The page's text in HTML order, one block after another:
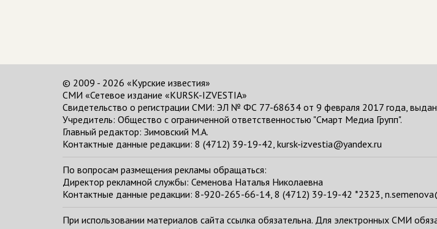
© 2009 - 2026 «Курские известия»
СМИ «Сетевое издание «KURSK-IZVESTIA»
Свидетельство о регистрации СМИ: ЭЛ № ФС 77-68634 от 9 февраля 2017 года,
Учредитель: Общество с ограниченной ответственностью "Смарт Медиа Групп".
Главный редактор: Зимовский М.А.
Контактные данные редакции: 8 (4712) 39-19-42, kursk-izvestia@yandex.ru
По вопросам размещения рекламы обращаться:
Директор рекламной службы: Семенова Наталья Николаевна
Контактные данные редакции: 8-920-265-66-14, 8 (4712) 39-19-42 *2323,
При использовании материалов сайта ссылка обязательна. Для электронных СМИ